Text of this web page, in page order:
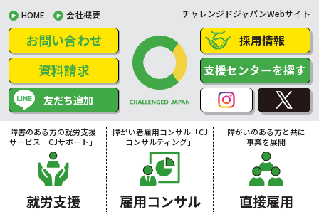
HOME 会社概要 チャレンジドジャパンWebサイト
お問い合わせ
資料請求
友だち追加
採用情報
支援センターを探す
障害のある方の就労支援
サービス「CJサポート」
就労支援
障がい者雇用コンサル「CJ
コンサルティング」
雇用コンサル
障がいのある方と共に
事業を展開
直接雇用